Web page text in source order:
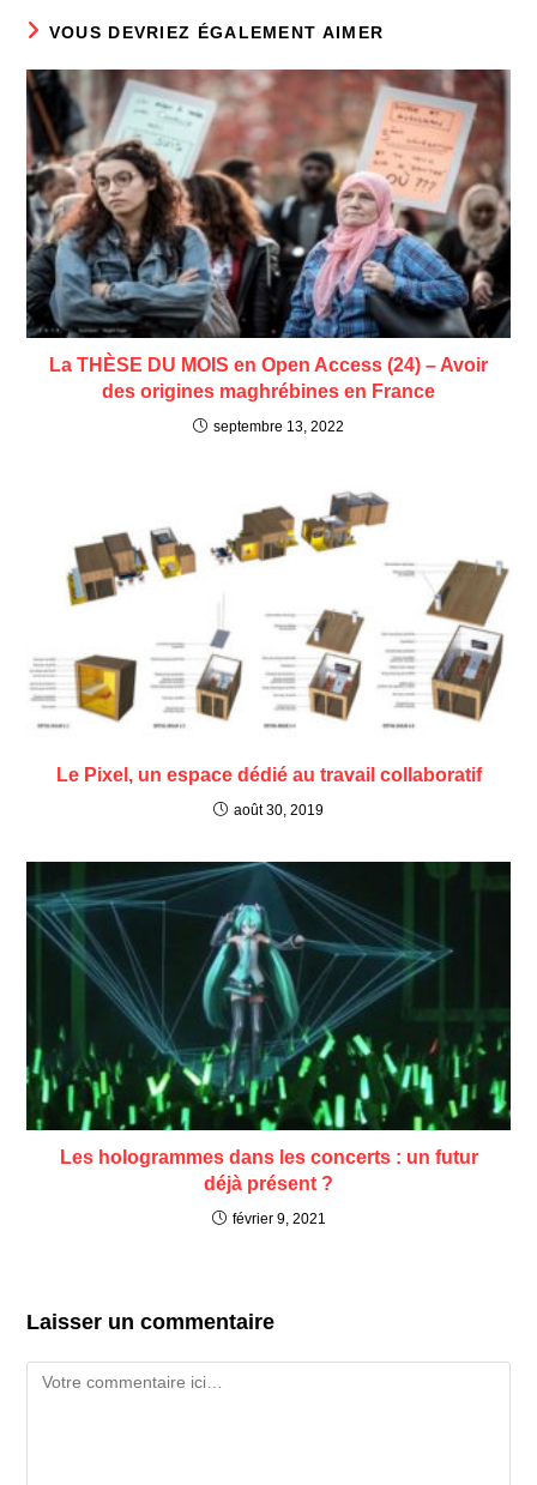
VOUS DEVRIEZ ÉGALEMENT AIMER
La THÈSE DU MOIS en Open Access (24) – Avoir
des origines maghrébines en France
septembre 13, 2022
Le Pixel, un espace dédié au travail collaboratif
août 30, 2019
Les hologrammes dans les concerts : un futur
déjà présent ?
février 9, 2021
Laisser un commentaire